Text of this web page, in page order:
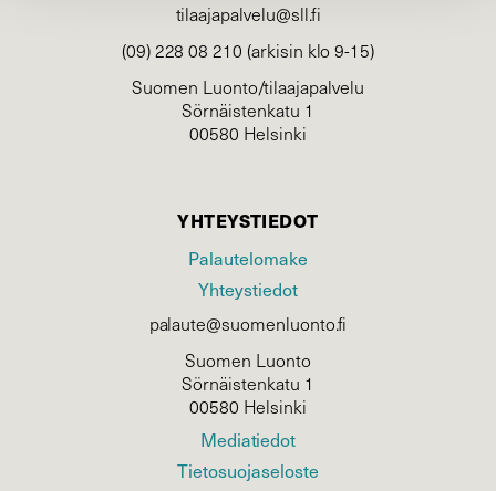
tilaajapalvelu@sll.fi
(09) 228 08 210 (arkisin klo 9-15)
Suomen Luonto/tilaajapalvelu
Sörnäistenkatu 1
00580 Helsinki
YHTEYSTIEDOT
Palautelomake
Yhteystiedot
palaute@suomenluonto.fi
Suomen Luonto
Sörnäistenkatu 1
00580 Helsinki
Mediatiedot
Tietosuojaseloste